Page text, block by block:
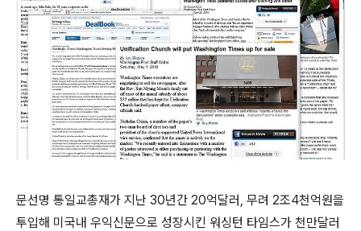
문선명 통일교총재가 지난 30년간 20억달러, 무려 2조4천억원을
투입해 미국내 우익신문으로 성장시킨 워싱턴 타임스가 천만달러